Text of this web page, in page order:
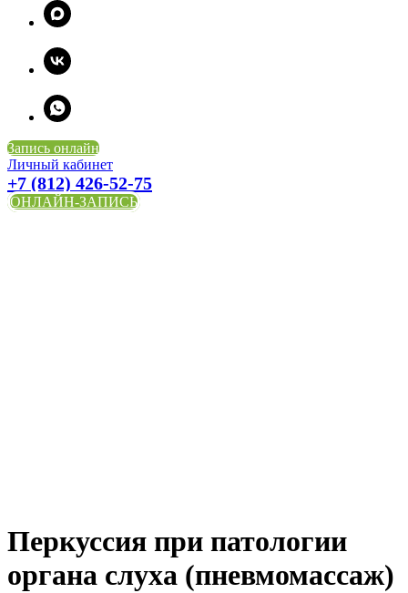
Запись онлайн
Личный кабинет
+7 (812) 426-52-75
ОНЛАЙН-ЗАПИСЬ
Перкуссия при патологии
органа слуха (пневмомассаж)